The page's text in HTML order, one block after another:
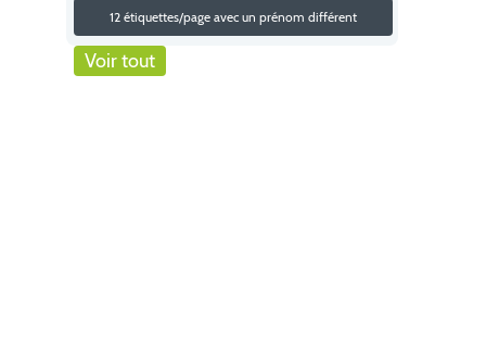
12 étiquettes/page avec un prénom différent
Voir tout